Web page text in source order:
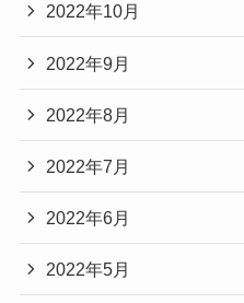
2022年10月
2022年9月
2022年8月
2022年7月
2022年6月
2022年5月